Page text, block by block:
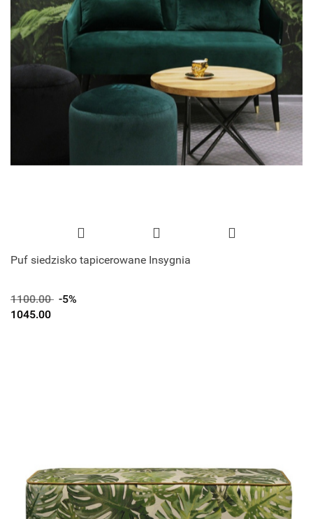
Puf siedzisko tapicerowane Insygnia
1100.00 -5%
1045.00